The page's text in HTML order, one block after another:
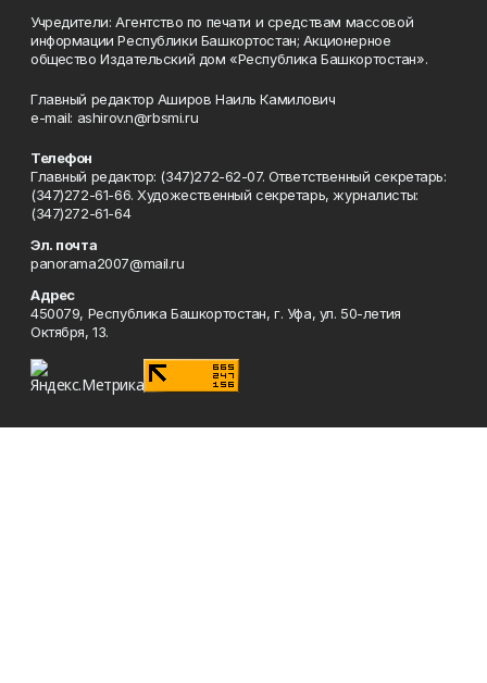
Учредители: Агентство по печати и средствам массовой
информации Республики Башкортостан; Акционерное
общество Издательский дом «Республика Башкортостан».
Главный редактор Аширов Наиль Камилович
e-mail: ashirov.n@rbsmi.ru
Телефон
Главный редактор: (347)272-62-07. Ответственный секретарь:
(347)272-61-66. Художественный секретарь, журналисты:
(347)272-61-64
Эл. почта
panorama2007@mail.ru
Адрес
450079, Республика Башкортостан, г. Уфа, ул. 50-летия
Октября, 13.